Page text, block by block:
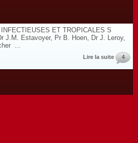
ET TROPICALES S
J.M. Estavoyer, Pr B. Hoen, Dr J. Leroy,
...
Lire la suite 4